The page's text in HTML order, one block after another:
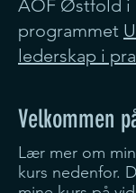
AOF Østfold i
programmet
lederskap i
Velkommen
Lær mer om
kurs nedenfor.